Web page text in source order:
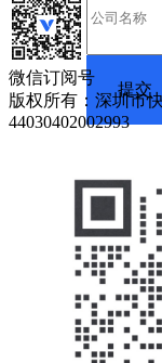
微信订阅号
版权所有：深圳市
44030402002993